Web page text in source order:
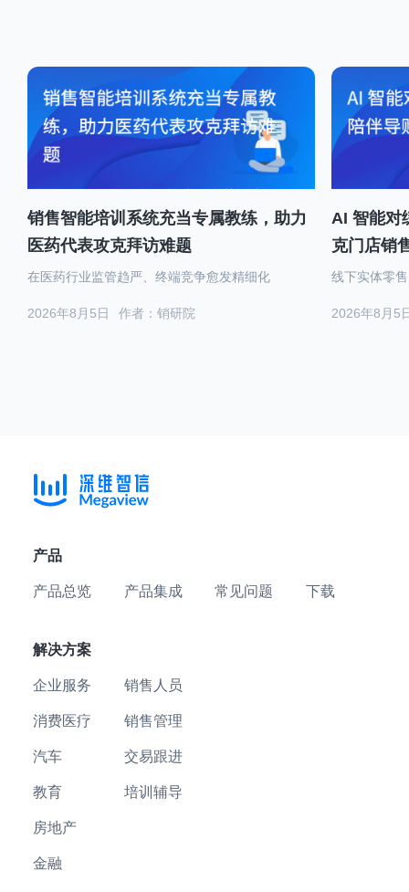
销售智能培训系统充当专属教练，助力
医药代表攻克拜访难题
作者：销研院
2026年8月5日
在医药行业监管趋严、终端竞争愈发精细化
AI 智能对
克门店销
2026年8月5
线下实体零
产品
产品总览 产品集成 常见问题 下载
解决方案
企业服务
消费医疗
汽车
教育
房地产
金融
销售人员
销售管理
交易跟进
培训辅导